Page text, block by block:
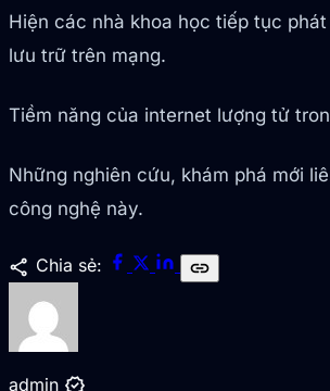
Hiện các nhà khoa học tiếp tục
lưu trữ trên mạng.
Tiềm năng của internet lượng tử
Những nghiên cứu, khám phá mới
công nghệ này.
share Chia sẻ: link
admin